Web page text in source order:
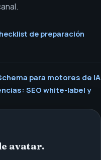
de preparación
para motores de IA
SEO white-label y
avatar.